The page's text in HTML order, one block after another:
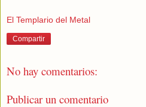
El Templario del Metal
Compartir
No hay comentarios:
Publicar un comentario